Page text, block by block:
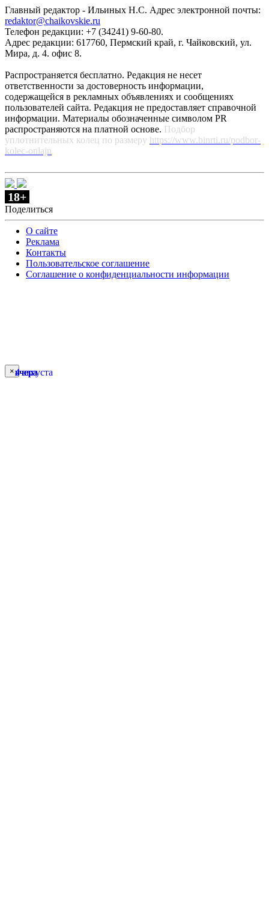
вчера
вчера
вчера
вчера
4 августа
Главный редактор - Ильиных Н.С. Адрес электронной почты:
redaktor@chaikovskie.ru
Телефон редакции: +7 (34241) 9-60-80.
Адрес редакции: 617760, Пермский край, г. Чайковский, ул.
Мира, д. 4. офис 8.
Распространяется бесплатно. Редакция не несет
ответственности за достоверность информации,
содержащейся в рекламных объявлениях и сообщениях
пользователей сайта. Редакция не предоставляет справочной
информации. Материалы обозначенные символом PR
распространяются на платной основе. Подбор
уплотнительных колец по размеру https://www.binrti.ru/podbor-
kolec-onlajn
18+
Поделиться
О сайте
Реклама
Контакты
Пользовательское соглашение
Соглашение о конфиденциальности информации
×